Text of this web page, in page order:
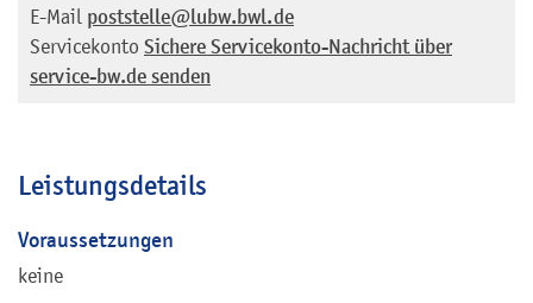
E-Mail poststelle@lubw.bwl.de
Servicekonto Sichere Servicekonto-Nachricht über
service-bw.de senden
Leistungsdetails
Voraussetzungen
keine